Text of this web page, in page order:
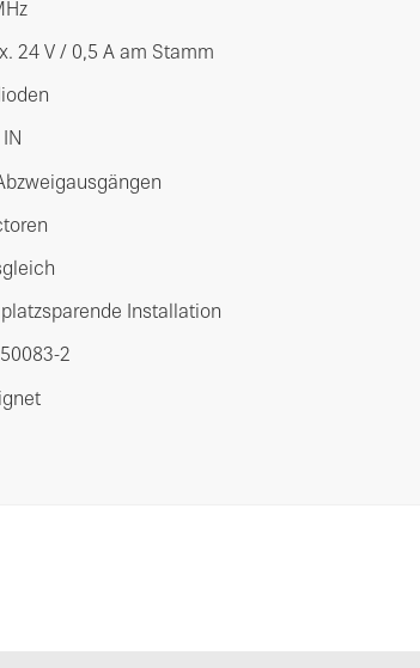
24 V / 0,5 A am Stamm
Installation
2